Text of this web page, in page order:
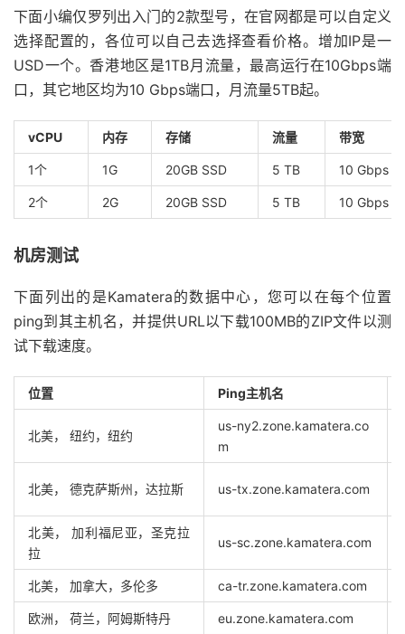
下面小编仅罗列出入门的2款型号，在官网都是可以自定义
选择配置的，各位可以自己去选择查看价格。增加IP是一
USD一个。香港地区是1TB月流量，最高运行在10Gbps端
口，其它地区均为10 Gbps端口，月流量5TB起。
vCPU 内存 存储 流量 带宽
1个 1G 20GB SSD 5 TB 10 Gbps
2个 2G 20GB SSD 5 TB 10 Gbps
机房测试
下面列出的是Kamatera的数据中心，您可以在每个位置
ping到其主机名，并提供URL以下载100MB的ZIP文件以测
试下载速度。
位置 Ping主机名
北美， 纽约，纽约
us-ny2.zone.kamatera.co
m
北美， 德克萨斯州，达拉斯 us-tx.zone.kamatera.com
北美， 加利福尼亚，圣克拉
拉
us-sc.zone.kamatera.com
北美， 加拿大，多伦多 ca-tr.zone.kamatera.com
欧洲， 荷兰，阿姆斯特丹 eu.zone.kamatera.com